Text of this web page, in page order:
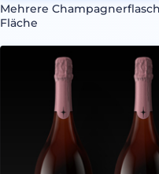
Mehrere
Fläche